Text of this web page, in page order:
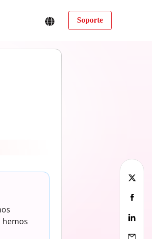
Soporte
hemos